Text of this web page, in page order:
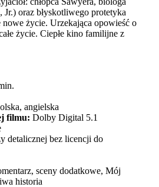
oraz błyskotliwego protetyka
życie. Urzekająca opowieść o
życie. Ciepłe kino familijne z
angielska
filmu: Dolby Digital 5.1
detalicznej bez licencji do
sceny dodatkowe, Mój
historia